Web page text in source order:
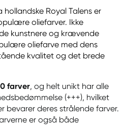
Royal Talens er
oliefarver. Ikke
kunstnere og krævende
oliefarve med dens
kvalitet og det brede
farver, og helt unikt har alle
(+++), hvilket
bevarer deres strålende farver.
er også både